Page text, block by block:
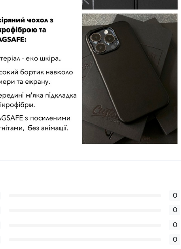
0
0
0
0